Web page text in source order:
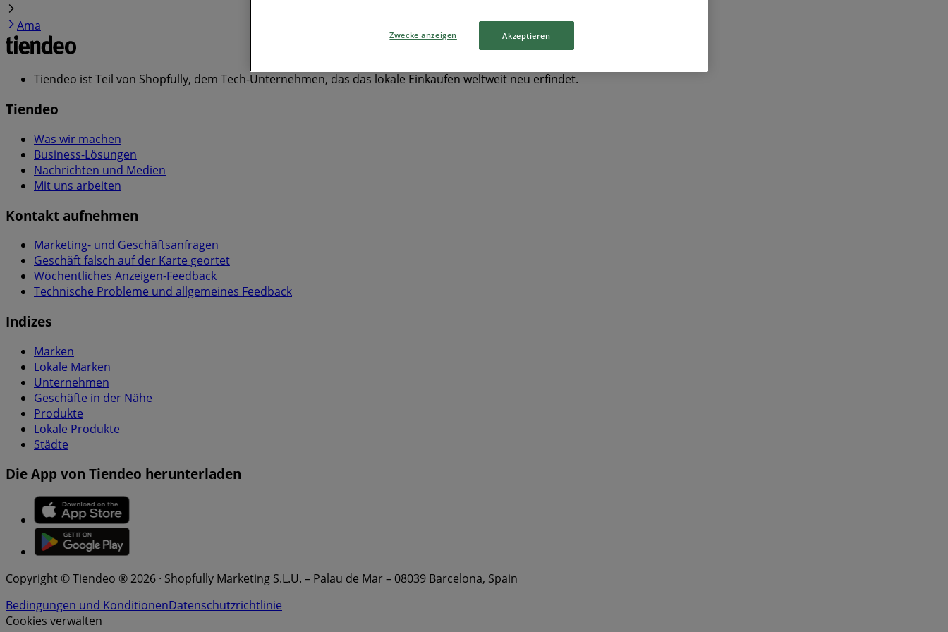
Ama
Tiendeo ist Teil von Shopfully, dem Tech-Unternehmen, das das lokale Einkaufen weltweit neu erfindet.
Tiendeo
Was wir machen
Business-Lösungen
Nachrichten und Medien
Mit uns arbeiten
Kontakt aufnehmen
Marketing- und Geschäftsanfragen
Geschäft falsch auf der Karte geortet
Wöchentliches Anzeigen-Feedback
Technische Probleme und allgemeines Feedback
Indizes
Marken
Lokale Marken
Unternehmen
Geschäfte in der Nähe
Produkte
Lokale Produkte
Städte
Die App von Tiendeo herunterladen
Copyright © Tiendeo ® 2026 · Shopfully Marketing S.L.U. – Palau de Mar – 08039 Barcelona, Spain
Bedingungen und KonditionenDatenschutzrichtlinie
Cookies verwalten
Zwecke anzeigen Akzeptieren